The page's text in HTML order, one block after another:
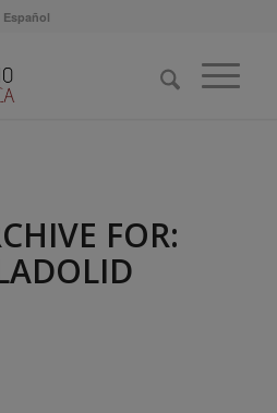
Español
FOR: